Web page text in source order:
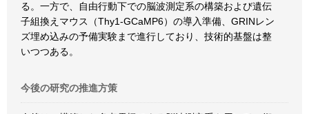
る。一方で、自由行動下での脳波測定系の構築および遺伝
子組換えマウス（Thy1-GCaMP6）の導入準備、GRINレン
ズ埋め込みの予備実験まで進行しており、技術的基盤は整
いつつある。
今後の研究の推進方策